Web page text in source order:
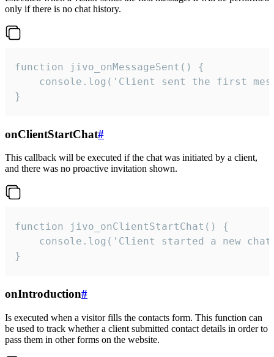
only if there is no chat history.
function jivo_onMessageSent() {
console.log('Client sent the first
}
onClientStartChat#
This callback will be executed if the chat was initiated by a client,
and there was no proactive invitation shown.
function jivo_onClientStartChat() {
console.log('Client started a new
}
onIntroduction#
Is executed when a visitor fills the contacts form. This function can
be used to track whether a client submitted contact details in order to
pass them in other forms on the website.